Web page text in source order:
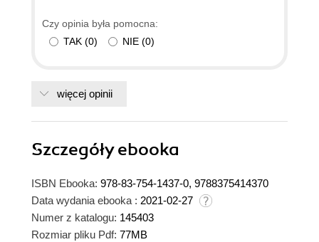
Czy opinia była pomocna:
TAK (0) NIE (0)
więcej opinii
Szczegółyebooka
ISBN Ebooka: 978-83-754-1437-0, 9788375414370
Data wydania ebooka : 2021-02-27
Numer z katalogu: 145403
Rozmiar pliku Pdf: 77MB